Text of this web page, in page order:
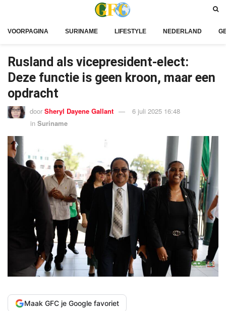
VOORPAGINA SURINAME LIFESTYLE NEDERLAND
Rusland als vicepresident-elect:
Deze functie is geen kroon, maar een
opdracht
door Sheryl Dayene Gallant
6 juli 2025 16:48
in Suriname
Maak GFC je Google favoriet